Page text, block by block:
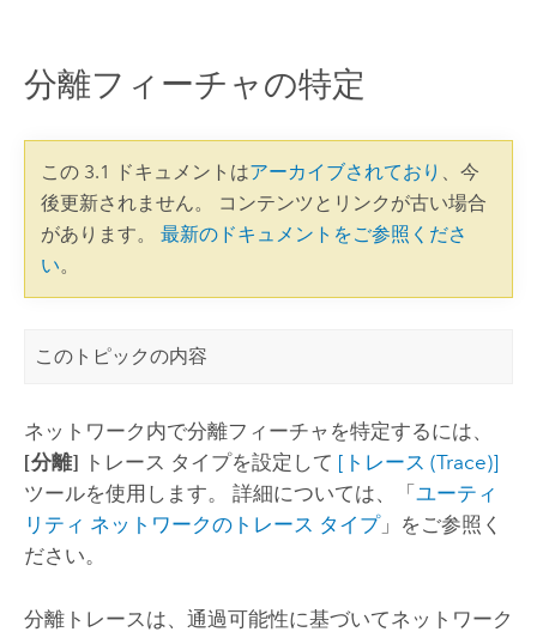
分離フィーチャの特定
この 3.1 ドキュメントはアーカイブされており 、今
後更新されません。 コンテンツとリンクが古い場合
があります。 最新のドキュメントをご参照くださ
い。
このトピックの内容
ネットワーク内で分離フィーチャを特定するには、
[分離] トレース タイプを設定して [トレース (Trace)]
ツールを使用します。 詳細については、「 ユーティ
リティ ネットワークのトレース タイプ」をご参照く
ださい。
分離トレースは、通過可能性に基づいてネットワーク